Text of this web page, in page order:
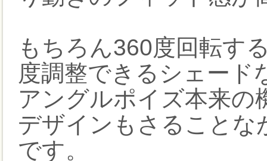
もちろん360度回転す
度調整できるシェード
アングルポイズ本来の
デザインもさることな
です。